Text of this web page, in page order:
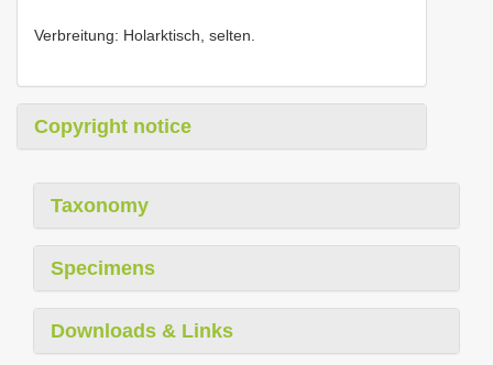
Verbreitung: Holarktisch, selten.
Copyright notice
Taxonomy
Specimens
Downloads & Links